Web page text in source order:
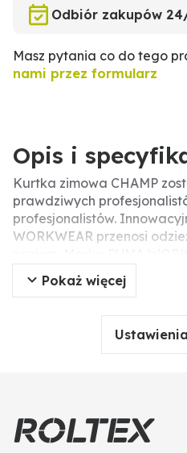
Odbiór zakupów
Masz pytania co do tego
nami przez formularz
Opis i
Kurtka zimowa CHAMP
prawdziwych
profesjonalistów.
WORKWEAR przenosi
nowoczesne połączenie
Spawane laserowo hafty
pluszową podszewkę i
Prążkowane mankiety i
Oddychająca jakość i
plecach zapewniają
Pokaż więcej